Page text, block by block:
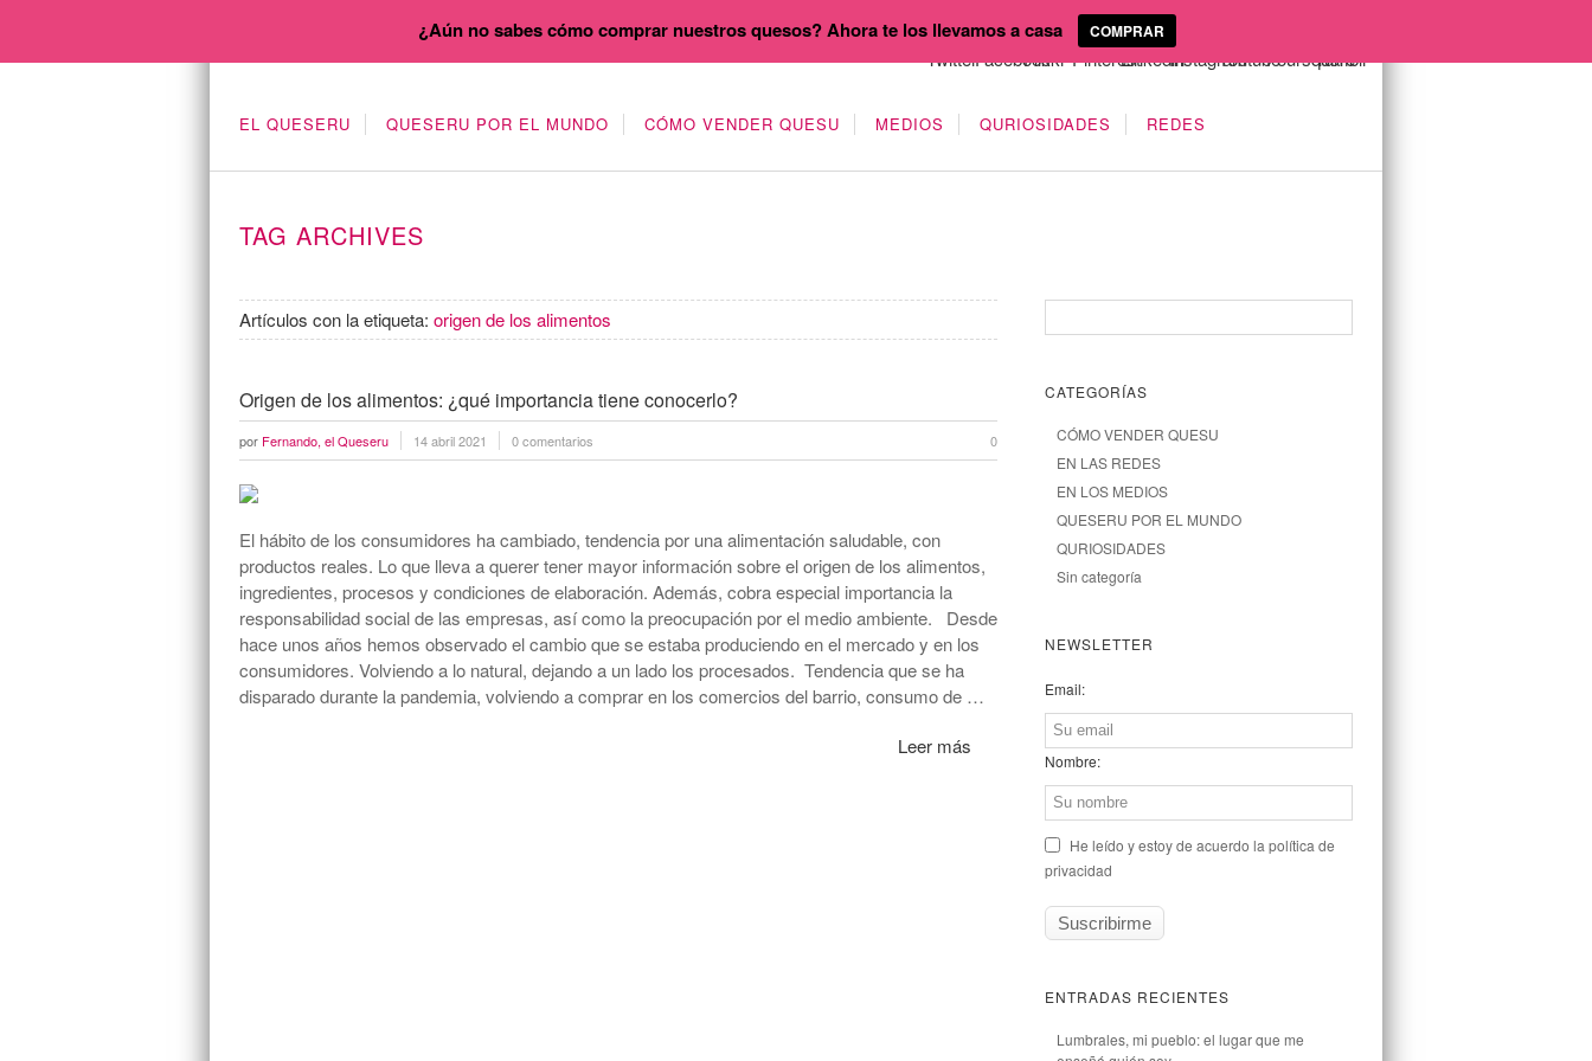
EL QUESERU QUESERU POR EL MUNDO CÓMO VENDER QUESU MEDIOS QURIOSIDADES REDES
TAG ARCHIVES
Artículos con la etiqueta: origen de los alimentos
Origen de los alimentos: ¿qué importancia tiene conocerlo?
por Fernando, el Queseru 14 abril 2021 0 comentarios 0
El hábito de los consumidores ha cambiado, tendencia por una alimentación saludable, con
productos reales. Lo que lleva a querer tener mayor información sobre el origen de los alimentos,
ingredientes, procesos y condiciones de elaboración. Además, cobra especial importancia la
responsabilidad social de las empresas, así como la preocupación por el medio ambiente. Desde
hace unos años hemos observado el cambio que se estaba produciendo en el mercado y en los
consumidores. Volviendo a lo natural, dejando a un lado los procesados. Tendencia que se ha
disparado durante la pandemia, volviendo a comprar en los comercios del barrio, consumo de …
Leer más
CATEGORÍAS
CÓMO VENDER QUESU
EN LAS REDES
EN LOS MEDIOS
QUESERU POR EL MUNDO
QURIOSIDADES
Sin categoría
NEWSLETTER
Email:
Nombre:
He leído y estoy de acuerdo la política de
privacidad
ENTRADAS RECIENTES
Lumbrales, mi pueblo: el lugar que me
¿Aún no sabes cómo comprar nuestros quesos? Ahora te los llevamos a casa COMPRAR